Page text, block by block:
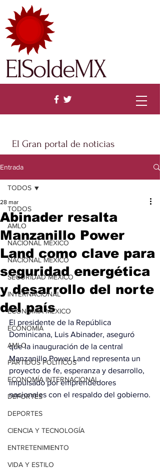
El Gran portal de noticias
ElSoldeMX
Entrada
TODOS
AMLO
NACIONAL MÉXICO
NACIONAL MÉXICO
SEGURIDAD MÉXICO
INTERNACIONAL
ECONOMÍA MÉXICO
ECONOMÍA
AMLO
PARTIDOS POLÍTICOS
ECONOMÍA INTERNACIONAL
DEPORTES
DEPORTES
CIENCIA Y TECNOLOGÍA
ENTRETENIMIENTO
VIDA Y ESTILO
TODOS
Abinader resalta
Manzanillo Power
Land como clave para
seguridad energética
y desarrollo del norte
del país
28 mar
El presidente de la República
Dominicana, Luis Abinader, aseguró
que la inauguración de la central
Manzanillo Power Land representa un
proyecto de fe, esperanza y desarrollo,
impulsado por emprendedores
nacionales con el respaldo del gobierno.